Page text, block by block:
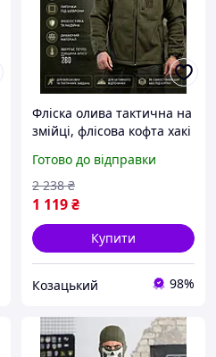
Фліска олива тактична на
змійці, флісова кофта хакі
флісовка тепла 3XL Pj7sd
Готово до відправки
1 119₴
2 238 ₴
Купити
Козацький 98%